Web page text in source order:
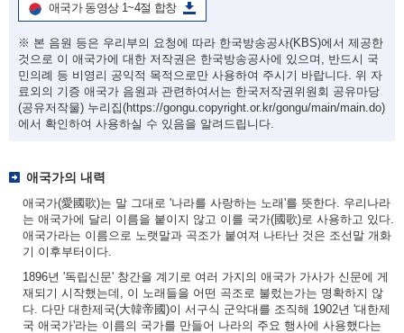
애국가 동영상 1~4절 합창
※ 본 음원 등은 우리부의 요청에 따라 한국방송공사(KBS)에서 제공한
것으로 이 애국가에 대한 저작권은 한국방송공사에 있으며, 반드시 국
민의례 등 비영리 공익적 목적으로만 사용하여 주시기 바랍니다. 위 자
료외의 기증 애국가 음원과 관련하여서는 한국저작권위원회 공유마당
(공유저작물) 누리집(https://gongu.copyright.or.kr/gongu/main/main.do)
에서 확인하여 사용하실 수 있음을 알려드립니다.
애국가의 내력
애국가(愛國歌)는 말 그대로 '나라를 사랑하는 노래'를 뜻한다. 우리나라
는 애국가에 달리 이름을 붙이지 않고 이를 국가(國歌)로 사용하고 있다.
애국가라는 이름으로 노랫말과 곡조가 붙여져 나타난 것은 조선말 개화
기 이후부터이다.
1896년 '독립신문' 창간을 계기로 여러 가지의 애국가 가사가 신문에 게
재되기 시작했는데, 이 노래들을 어떤 곡조로 불렀는가는 명확하지 않
다. 다만 대한제국(大韓帝國)이 서구식 군악대를 조직해 1902년 '대한제
국 애국가'라는 이름의 국가를 만들어 나라의 주요 행사에 사용했다는